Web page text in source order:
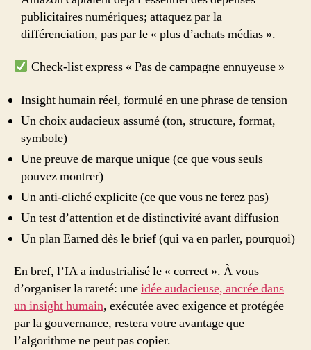
publicitaires numériques; attaquez par la
différenciation, pas par le « plus d’achats médias ».
Check‑list express « Pas de campagne ennuyeuse »
Insight humain réel, formulé en une phrase de tension
Un choix audacieux assumé (ton, structure, format,
symbole)
Une preuve de marque unique (ce que vous seuls
pouvez montrer)
Un anti‑cliché explicite (ce que vous ne ferez pas)
Un test d’attention et de distinctivité avant diffusion
Un plan Earned dès le brief (qui va en parler, pourquoi)
En bref, l’IA a industrialisé le « correct ». À vous
d’organiser la rareté: uneidée audacieuse, ancrée dans
un insight humain, exécutée avec exigence et protégée
par la gouvernance, restera votre avantage que
l’algorithme ne peut pas copier.